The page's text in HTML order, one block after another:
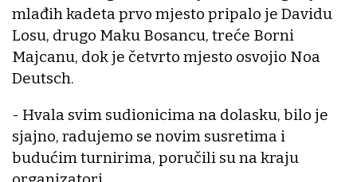
mlađih kadeta prvo mjesto pripalo je Davidu
Losu, drugo Maku Bosancu, treće Borni
Majcanu, dok je četvrto mjesto osvojio Noa
Deutsch.
- Hvala svim sudionicima na dolasku, bilo je
sjajno, radujemo se novim susretima i
budućim turnirima, poručili su na kraju